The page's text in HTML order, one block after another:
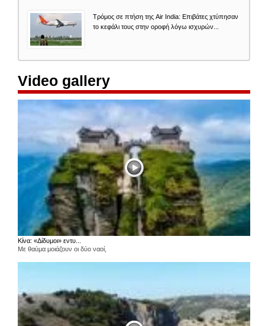
Τρόμος σε πτήση της Air India: Επιβάτες χτύπησαν
το κεφάλι τους στην οροφή λόγω ισχυρών...
Video gallery
Κίνα: «Δίδυμοι» εντυ...
Με θαύμα μοιάζουν οι δύο ναοί,